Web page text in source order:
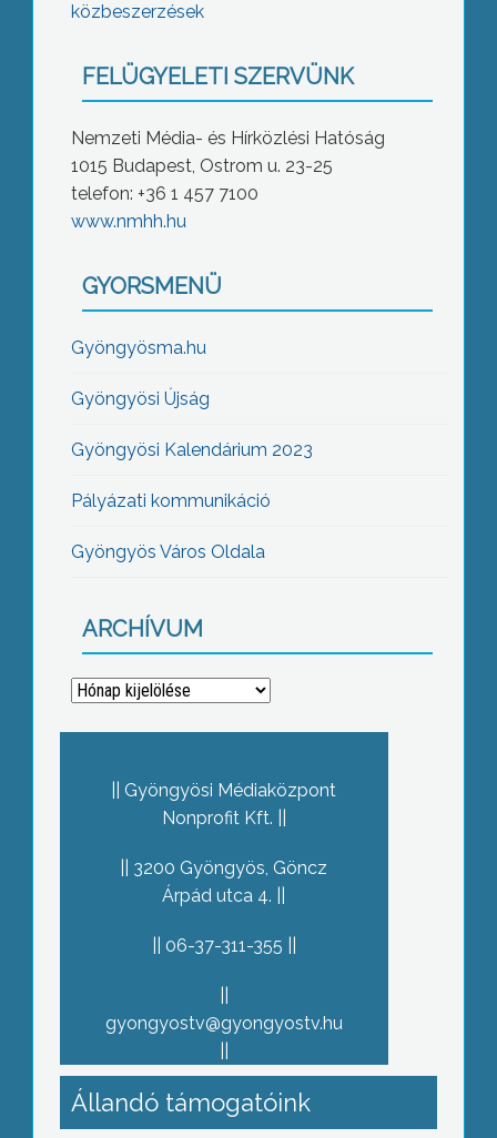
közbeszerzések
FELÜGYELETI SZERVÜNK
Nemzeti Média- és Hírközlési Hatóság
1015 Budapest, Ostrom u. 23-25
telefon: +36 1 457 7100
www.nmhh.hu
GYORSMENÜ
Gyöngyösma.hu
Gyöngyösi Újság
Gyöngyösi Kalendárium 2023
Pályázati kommunikáció
Gyöngyös Város Oldala
ARCHÍVUM
Archívum
Gyöngyösi Médiaközpont
Nonprofit Kft.
3200 Gyöngyös, Göncz
Árpád utca 4.
06-37-311-355
gyongyostv@gyongyostv.hu
Állandó támogatóink